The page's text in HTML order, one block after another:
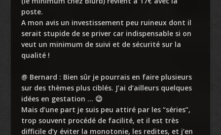
poste.
A mon avis un investissement peu ruineux dont il
serait stupide de se priver car indispensable si on
veut un minimum de suivi et de sécurité sur la
qualité !
@ Bernard : Bien sûr je pourrais en faire plusieurs
sur des thèmes plus ciblés. J’ai d’ailleurs quelques
idées en gestation … 😉
Mais d’une part je suis peu attiré par les “séries”,
trop souvent procédé de facilité, et il est très
difficile d’y éviter la monotonie, les redites, et j’en